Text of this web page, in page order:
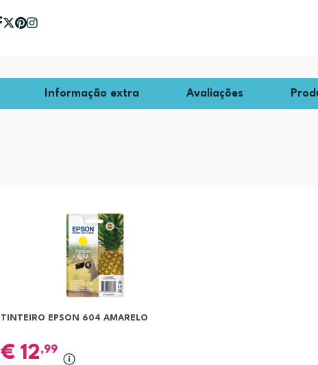
Informação extra Avaliações
TINTEIRO EPSON 604 AMARELO
€ 12,99